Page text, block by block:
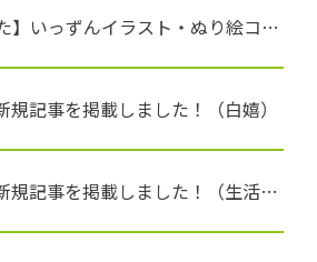
【募集終了しました】いっずんイラスト・ぬり絵コンテストを開催します！
規記事を掲載しました！（白嬉）
ローカルライター新規記事を掲載しました！（生活介護事業所 るあな）